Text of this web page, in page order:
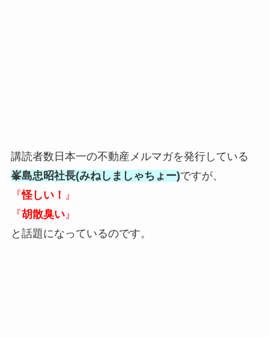
講読者数日本一の不動産メルマガを発行している
峯島忠昭社長(みねしましゃちょー)ですが、
『怪しい！ 』
『胡散臭い』
と話題になっているのです。